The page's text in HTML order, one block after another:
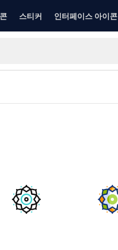
스티커 인터페이스 아이콘